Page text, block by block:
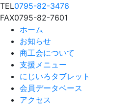
TEL0795-82-3476
FAX0795-82-7601
ホーム
お知らせ
商工会について
支援メニュー
にじいろタブレット
会員データベース
アクセス